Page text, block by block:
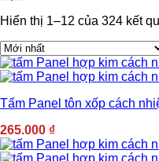
Hiển thị 1–12 của 324 kết
Tấm Panel tôn xốp cách
265.000 ₫